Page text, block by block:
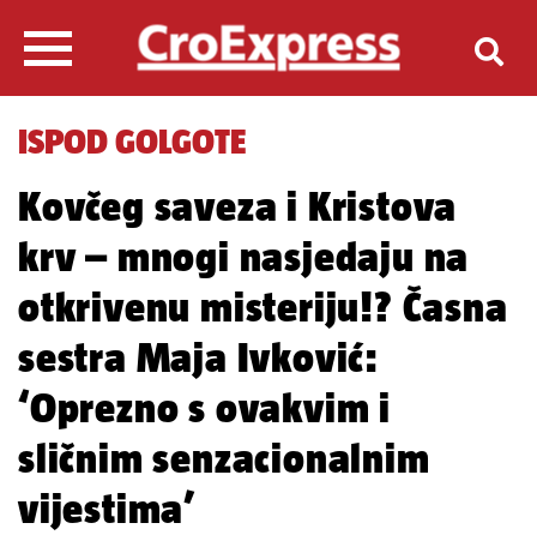
ISPOD GOLGOTE
Kovčeg saveza i Kristova
krv – mnogi nasjedaju na
otkrivenu misteriju!? Časna
sestra Maja Ivković:
‘Oprezno s ovakvim i
sličnim senzacionalnim
vijestima’